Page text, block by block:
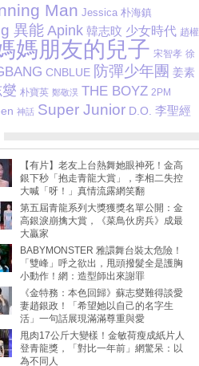
Man Jessica 朴海鎮
異能 Apink 韓志旼 少女時代 趙權
媽朋友的兒子 宋智孝 徐
CNBLUE 防彈少年團 姜素
朴寶英 鄭敬淏 THE BOYZ 2PM
神話 Super Junior D.O. 李聖經
【有片】老友上台熱舞她眼神死！金高
銀下秒「抱走青龍大賞」，李相二失控
大喊「呀！」真情流露網笑翻
第五屆青龍系列大獎獲獎名單公開：金
高銀淚崩擒大賞，《菜鳥伙房兵》成最
大贏家
BABYMONSTER 雅譞舞台裝太危險！
「雙峰」呼之欲出，甩頭撥髮全是護胸
小動作！網：造型師出來謝罪
《金特務：本色回歸》蘇志燮難得談愛
妻趙銀政！「希望她以自己的名字生
活」一句話展現滿滿尊重與愛
甩肉17公斤大變樣！金敏荷瘦成紙片人
登青龍獎，「對比一年前」網驚呆：以
為不同人